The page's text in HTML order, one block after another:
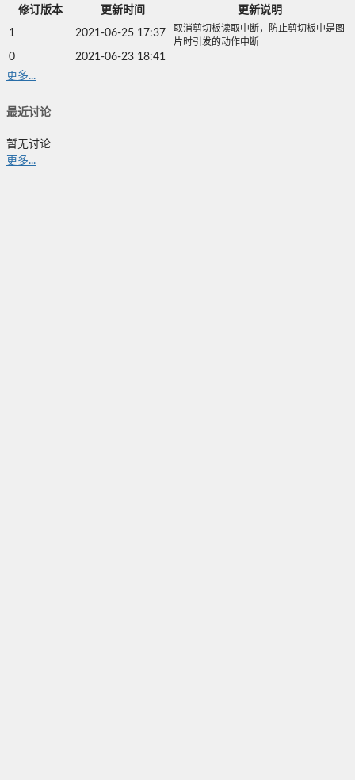
修订版本 更新时间 更新说明
1 2021-06-25 17:37
取消剪切板读取中断，防止剪切板中是图
片时引发的动作中断
0
2021-06-23 18:41
更多...
最近讨论
暂无讨论
更多...